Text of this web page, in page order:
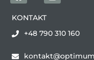
KONTAKT
+48 790 310 160